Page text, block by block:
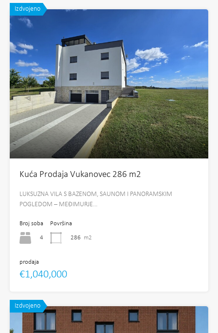
Izdvojeno
Kuća Prodaja Vukanovec 286 m2
LUKSUZNA VILA S BAZENOM, SAUNOM I PANORAMSKIM
POGLEDOM – MEĐIMURJE…
Broj soba
4
Površina
286 m2
prodaja
€1,040,000
Izdvojeno